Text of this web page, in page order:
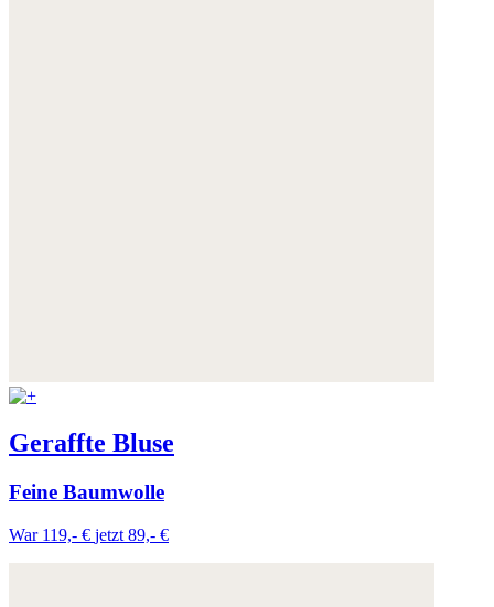
Geraffte Bluse
Feine Baumwolle
War 119,- € jetzt 89,- €